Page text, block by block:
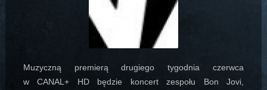
Muzyczną premierą drugiego tygodnia czerwca
w CANAL+ HD będzie koncert zespołu Bon Jovi,